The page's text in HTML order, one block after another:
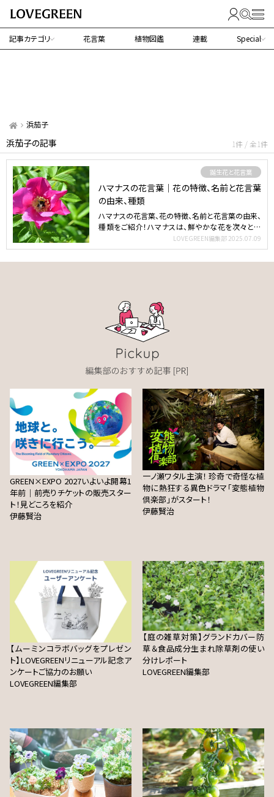
記事カテゴリ 花言葉 植物図鑑 連載 Special
浜茄子
浜茄子の記事 1件 / 全1件
誕生花と花言葉
ハマナスの花言葉｜花の特徴、名前と花言葉
の由来、種類
ハマナスの花言葉、花の特徴、名前と花言葉の由来、
種類をご紹介！ハマナスは、鮮やかな花を次々と咲
LOVEGREEN編集部 2025.07.09
GREEN×EXPO 2027いよいよ開幕1
年前｜前売りチケットの販売スター
ト！見どころを紹介
伊藤賢治
一ノ瀬ワタル主演！ 珍奇で奇怪な植
物に熱狂する異色ドラマ「変態植物
倶楽部」がスタート！
伊藤賢治
【ムーミンコラボバッグをプレゼン
ト】LOVEGREENリニューアル記念ア
ンケートご協力のお願い
LOVEGREEN編集部
【庭の雑草対策】グランドカバー防
草＆食品成分生まれ除草剤の使い
分けレポート
LOVEGREEN編集部